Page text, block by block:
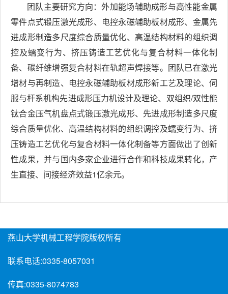
团队主要研究方向：外加能场辅助成形与高性能金属
零件点式锻压激光成形、电控永磁辅助板材成形、金属先
进成形制造多尺度综合质量优化、高温结构材料的组织调
控及蠕变行为、挤压铸造工艺优化与复合材料一体化制
备、碳纤维增强复合材料在轨超声焊接等。团队已在激光
增材与再制造、电控永磁辅助板材成形新工艺及理论、伺
服与杆系机构先进成形压力机设计及理论、双组织/双性能
钛合金压气机盘点式锻压激光成形、先进成形制造多尺度
综合质量优化、高温结构材料的组织调控及蠕变行为、挤
压铸造工艺优化与复合材料一体化制备等方面做出了创新
性成果，并与国内多家企业进行合作和科技成果转化，产
生直接、间接经济效益1亿余元。
燕山大学机械工程学院版权所有
联系电话:0335-8057031
传真:0335-8074783